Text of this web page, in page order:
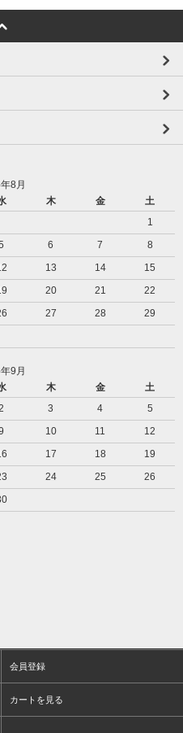
8月
木 金
土
1
6 7
8
13 14
15
20 21
22
27 28
29
9月
木 金
土
3 4
5
10 11
12
17 18
19
24 25
26
会員登録
カートを見る